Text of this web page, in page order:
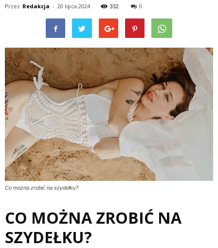
Przez Redakcja - 20 lipca 2024 332 0
Co można zrobić na szydełku?
CO MOŻNA ZROBIĆ NA
SZYDEŁKU?